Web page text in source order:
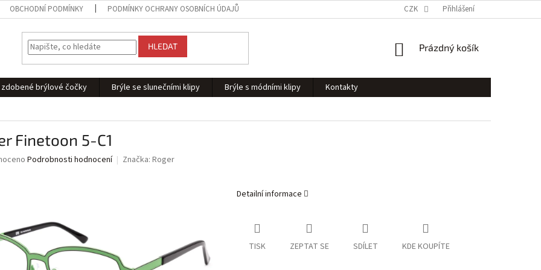
OBCHODNÍ PODMÍNKY PODMÍNKY OCHRANY OSOBNÍCH ÚDAJŮ CZK Přihlášení
HLEDAT
NÁKUPNÍ
Prázdný košík
brýlové čočky Brýle se slunečními klipy Brýle s módními klipy
Kontakty
Finetoon 5-C1
Podrobnosti hodnocení Značka: Roger
Detailní informace
TISK ZEPTAT SE SDÍLET KDE KOUPÍTE